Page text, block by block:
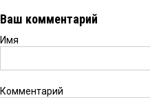
Ваш комментарий
Имя
Комментарий